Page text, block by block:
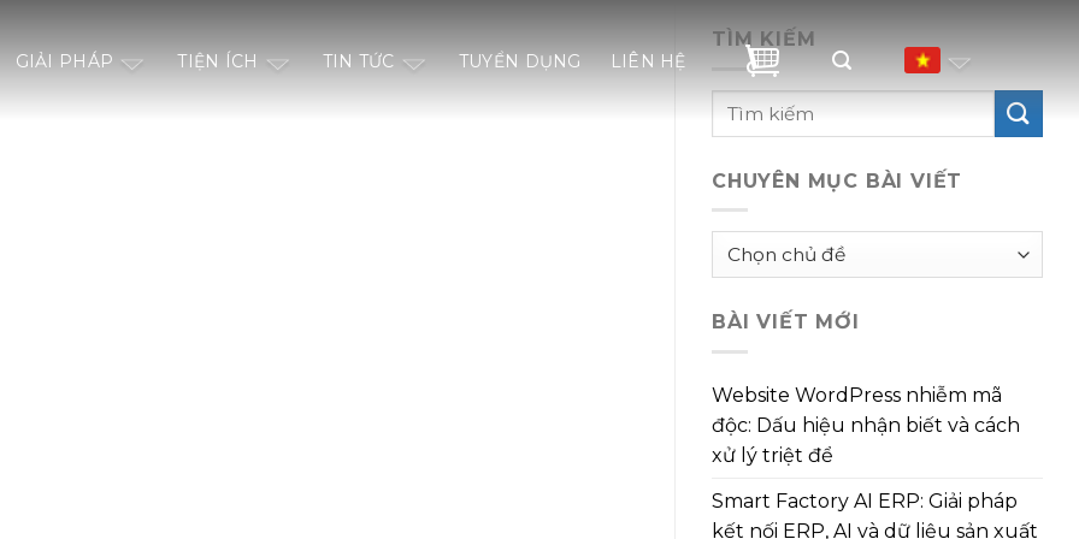
GIẢI PHÁP TIỆN ÍCH TIN TỨC TUYỂN DỤNG LIÊN HỆ
TÌM KIẾM
CHUYÊN MỤC BÀI VIẾT
Chuyên
viết
BÀI VIẾT MỚI
Website WordPress nhiễm mã
độc: Dấu hiệu nhận biết và cách
xử lý triệt để
Smart Factory AI ERP: Giải pháp
kết nối ERP, AI và dữ liệu sản xuất